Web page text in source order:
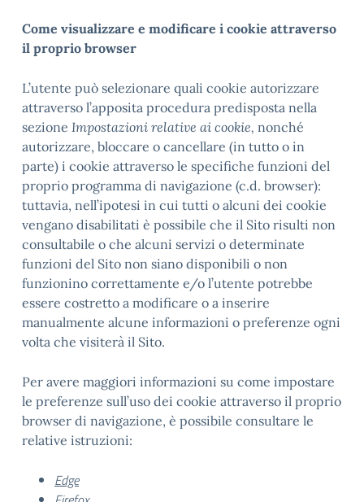
Come visualizzare e modificare i cookie attraverso
il proprio browser
L’utente può selezionare quali cookie autorizzare
attraverso l’apposita procedura predisposta nella
sezione Impostazioni relative ai cookie, nonché
autorizzare, bloccare o cancellare (in tutto o in
parte) i cookie attraverso le specifiche funzioni del
proprio programma di navigazione (c.d. browser):
tuttavia, nell’ipotesi in cui tutti o alcuni dei cookie
vengano disabilitati è possibile che il Sito risulti non
consultabile o che alcuni servizi o determinate
funzioni del Sito non siano disponibili o non
funzionino correttamente e/o l’utente potrebbe
essere costretto a modificare o a inserire
manualmente alcune informazioni o preferenze ogni
volta che visiterà il Sito.
Per avere maggiori informazioni su come impostare
le preferenze sull’uso dei cookie attraverso il proprio
browser di navigazione, è possibile consultare le
relative istruzioni:
Edge